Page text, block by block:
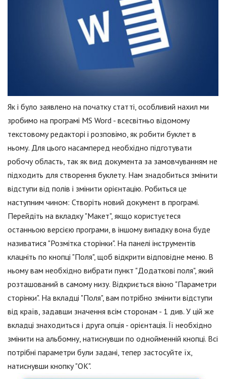
Як і було заявлено на початку статті, особливий нахил ми
зробимо на програмі MS Word - всесвітньо відомому
текстовому редакторі і розповімо, як робити буклет в
ньому. Для цього насамперед необхідно підготувати
робочу область, так як вид документа за замовчуванням не
підходить для створення буклету. Нам знадобиться змінити
відступи від полів і змінити орієнтацію. Робиться це
наступним чином: Створіть новий документ в програмі.
Перейдіть на вкладку "Макет", якщо користуєтеся
останньою версією програми, в іншому випадку вона буде
називатися "Розмітка сторінки". На панелі інструментів
клацніть по кнопці "Поля", щоб відкрити відповідне меню. В
ньому вам необхідно вибрати пункт "Додаткові поля", який
розташований в самому низу. Відкриється вікно "Параметри
сторінки". На вкладці "Поля", вам потрібно змінити відступи
від країв, задавши значення всім сторонам - 1 див. У цій же
вкладці знаходиться і друга опція - орієнтація. Її необхідно
змінити на альбомну, натиснувши по однойменній кнопці. Всі
потрібні параметри були задані, тепер застосуйте їх,
натиснувши кнопку "ОК".